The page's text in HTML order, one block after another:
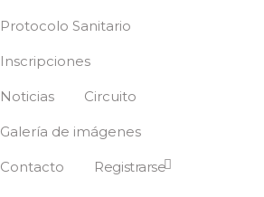
Protocolo Sanitario
Inscripciones
Noticias Circuito
Galería de imágenes
Contacto Registrarse